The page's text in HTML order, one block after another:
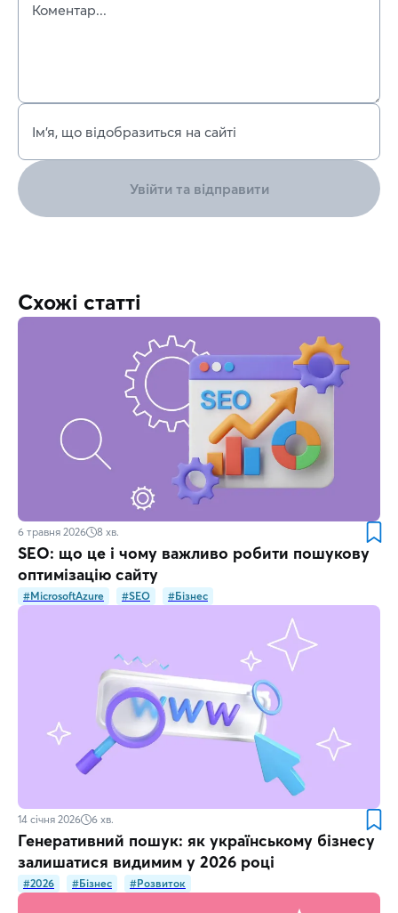
Коментар...
Ім’я, що відобразиться на сайті
Увійти та відправити
Схожі статті
6 травня 2026 8 хв.
SEO: що це і чому важливо робити пошукову
оптимізацію сайту
#MicrosoftAzure #SEO #Бізнес
14 січня 2026 6 хв.
Генеративний пошук: як українському бізнесу
залишатися видимим у 2026 році
#2026 #Бізнес #Розвиток